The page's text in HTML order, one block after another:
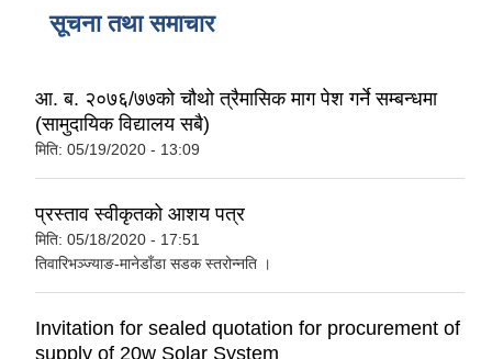
सूचना तथा समाचार
आ. ब. २०७६/७७को चौथो त्रैमासिक माग पेश गर्ने सम्बन्धमा
(सामुदायिक विद्यालय सबै)
मिति: 05/19/2020 - 13:09
प्रस्ताव स्वीकृतको आशय पत्र
मिति: 05/18/2020 - 17:51
तिवारिभञ्ज्याङ-मानेडाँडा सडक स्तरोन्नति ।
Invitation for sealed quotation for procurement of
supply of 20w Solar System